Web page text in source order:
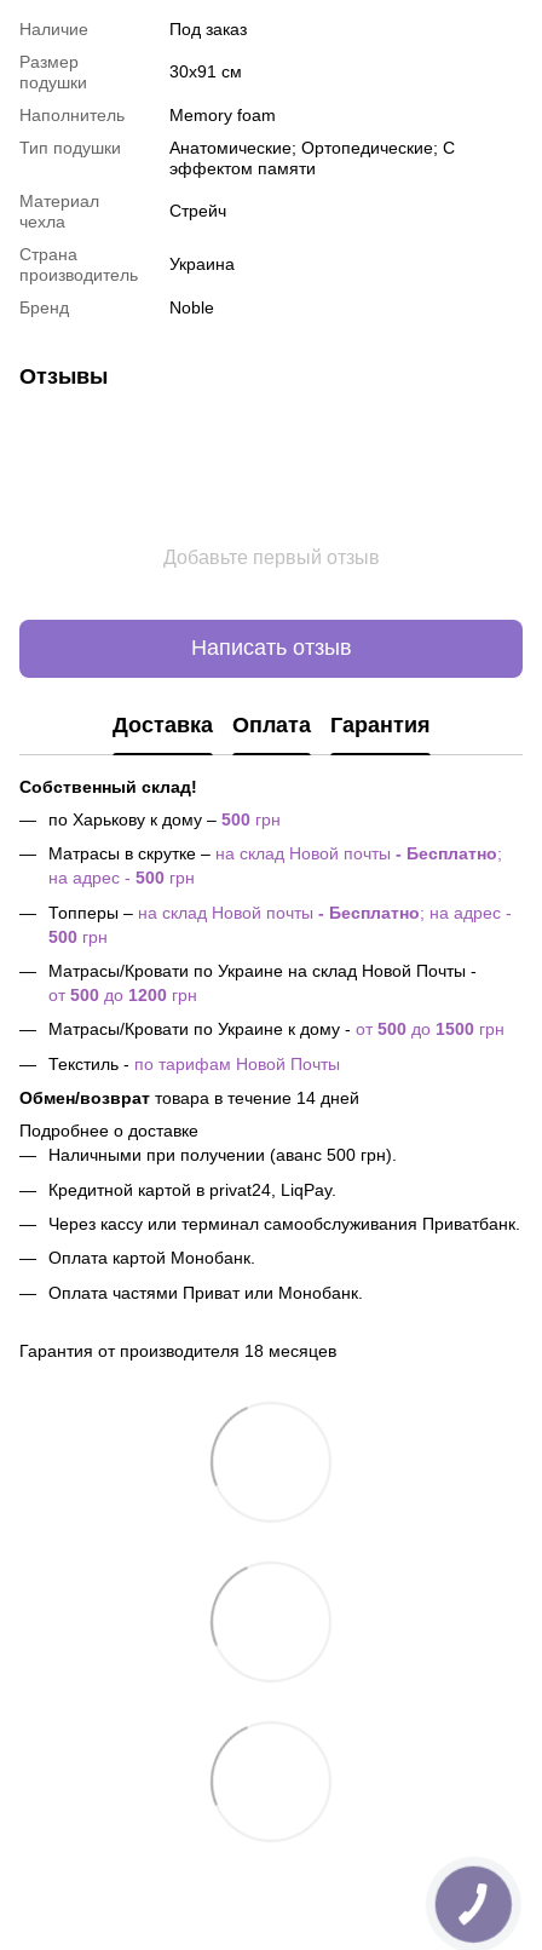
Наличие
Под заказ
Размер
подушки
30х91 см
Наполнитель
Memory foam
Тип подушки
Анатомические; Ортопедические; С
эффектом памяти
Материал
чехла
Стрейч
Страна
производитель
Украина
Бренд Noble
Отзывы
Добавьте первый отзыв
Написать отзыв
Доставка Оплата Гарантия
Собственный склад!
по Харькову к дому – 500 грн
Матрасы в скрутке – на склад Новой почты - Бесплатно;
на адрес - 500 грн
Топперы – на склад Новой почты - Бесплатно; на адрес -
500 грн
Матрасы/Кровати по Украине на склад Новой Почты -
от500 до 1200 грн
Матрасы/Кровати по Украине к дому - от500 до 1500 грн
Текстиль - по тарифам Новой Почты
Обмен/возврат товара в течение 14 дней
Подробнее о доставке
Наличными при получении (аванс 500 грн).
Кредитной картой в privat24, LiqPay.
Через кассу или терминал самообслуживания Приватбанк.
Оплата картой Монобанк.
Оплата частями Приват или Монобанк.
Гарантия от производителя 18 месяцев